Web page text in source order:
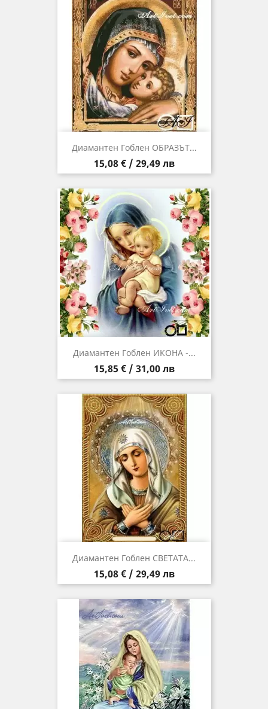
Диамантен Гоблен ОБРАЗЪТ...
Цена
15,08 € / 29,49 лв
Диамантен Гоблен ИКОНА -...
Цена
15,85 € / 31,00 лв
Диамантен Гоблен СВЕТАТА...
Цена
15,08 € / 29,49 лв